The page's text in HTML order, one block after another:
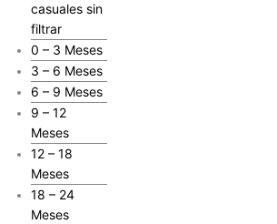
casuales sin
filtrar
0 – 3 Meses
3 – 6 Meses
6 – 9 Meses
9 – 12
Meses
12 – 18
Meses
18 – 24
Meses